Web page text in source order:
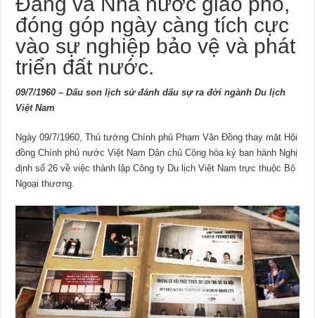
đóng góp ngày càng tích cực
vào sự nghiệp bảo vệ và phát
triển đất nước.
09/7/1960 – Dấu son lịch sử đánh dấu sự ra đời ngành Du lịch
Việt Nam
Ngày 09/7/1960, Thủ tướng Chính phủ Phạm Văn Đồng thay mặt Hội
đồng Chính phủ nước Việt Nam Dân chủ Cộng hòa ký ban hành Nghị
định số 26 về việc thành lập Công ty Du lịch Việt Nam trực thuộc Bộ
Ngoại thương.